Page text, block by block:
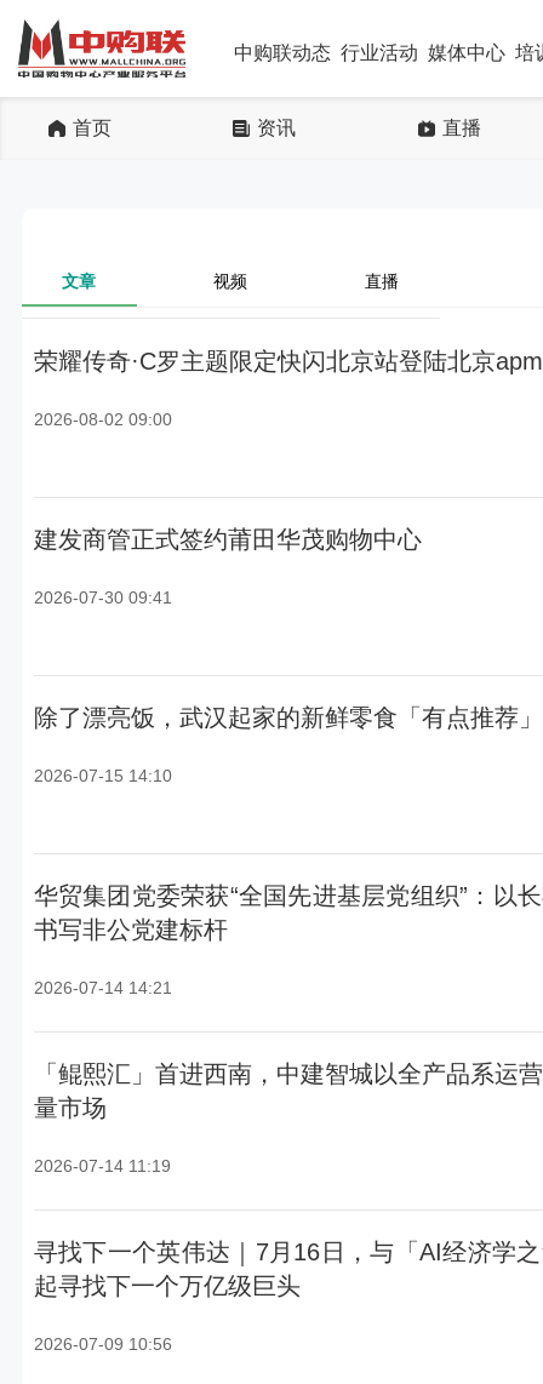
中购联动态 行业活动 媒体中心 培
首页 资讯 直播
文章 视频 直播
荣耀传奇·C罗主题限定快闪北京站登陆北京apm
2026-08-02 09:00
建发商管正式签约莆田华茂购物中心
2026-07-30 09:41
除了漂亮饭，武汉起家的新鲜零食「有点推荐
2026-07-15 14:10
华贸集团党委荣获“全国先进基层党组织”：以
书写非公党建标杆
2026-07-14 14:21
「鲲熙汇」首进西南，中建智城以全产品系运
量市场
2026-07-14 11:19
寻找下一个英伟达｜7月16日，与「AI经济学
起寻找下一个万亿级巨头
2026-07-09 10:56